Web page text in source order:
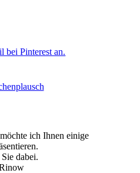
bei Pinterest an.
ich Ihnen einige
dabei.